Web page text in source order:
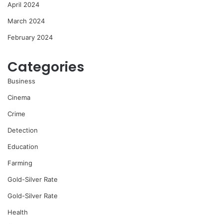
April 2024
March 2024
February 2024
Categories
Business
Cinema
Crime
Detection
Education
Farming
Gold-Silver Rate
Gold-Silver Rate
Health